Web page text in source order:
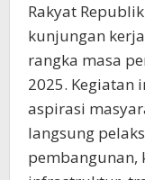
Rakyat
kunjungan
rangka masa
2025. Kegiatan
aspirasi
langsung
pembangunan,